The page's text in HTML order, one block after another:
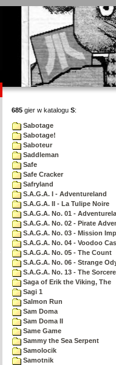
685 gier w katalogu S:
Sabotage
Sabotage!
Saboteur
Saddleman
Safe
Safe Cracker
Safryland
S.A.G.A. I - Adventureland
S.A.G.A. II - La Tulipe Noire
S.A.G.A. No. 01 -
S.A.G.A. No. 02 - Pirate
S.A.G.A. No. 03 - Mission
S.A.G.A. No. 04 - Voodoo
S.A.G.A. No. 05 - The Count
S.A.G.A. No. 06 - Strange
S.A.G.A. No. 13 - The
Saga of Erik the Viking, The
Sagi 1
Salmon Run
Sam Doma
Sam Doma II
Same Game
Sammy the Sea Serpent
Samolocik
Samotnik